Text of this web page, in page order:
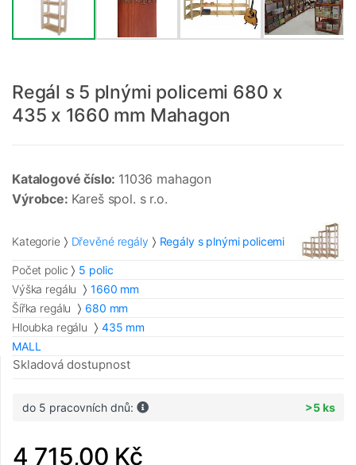
Regál s 5 plnými policemi 680 x
435 x 1660 mm Mahagon
Katalogové číslo: 11036 mahagon
Výrobce: Kareš spol. s r.o.
Kategorie Dřevěné regály Regály s plnými policemi
Počet polic
5 polic
Výška regálu
1660 mm
Šířka regálu
680 mm
Hloubka regálu
435 mm
MALL
Skladová dostupnost
do 5 pracovních dnů: >5 ks
4 715,00 Kč